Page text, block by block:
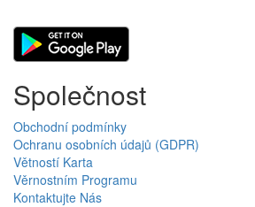
Společnost
Obchodní podmínky
Ochranu osobních údajů (GDPR)
Větností Karta
Věrnostním Programu
Kontaktujte Nás